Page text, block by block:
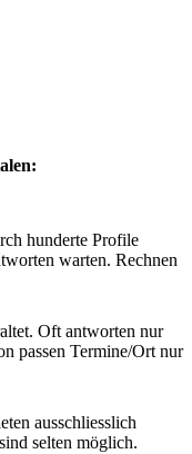
hunderte Profile
warten. Rechnen
Oft antworten nur
passen Termine/Ort nur
ausschliesslich
selten möglich.